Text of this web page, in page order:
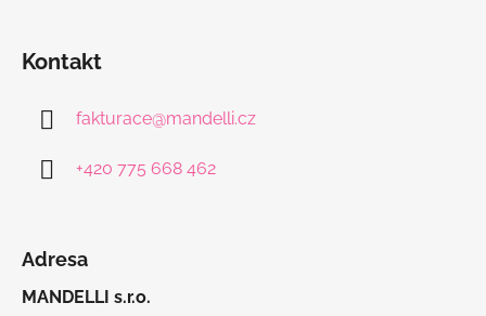
Kontakt
fakturace@mandelli.cz
+420 775 668 462
Adresa
MANDELLI s.r.o.